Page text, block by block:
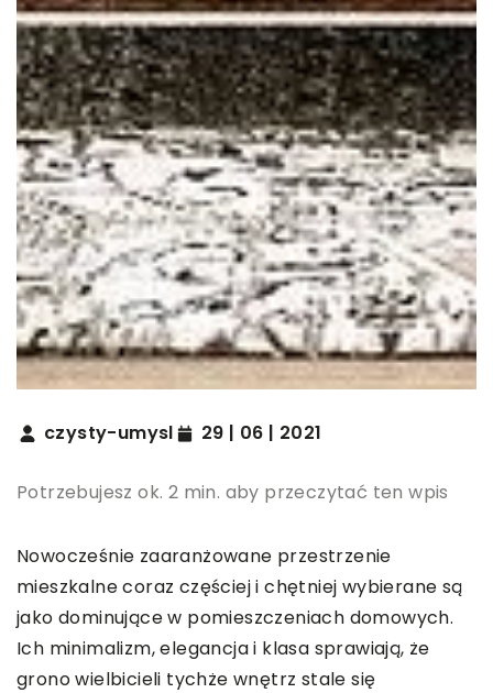
czysty-umysl 29 | 06 | 2021
Potrzebujesz ok. 2 min. aby przeczytać ten wpis
Nowocześnie zaaranżowane przestrzenie
mieszkalne coraz częściej i chętniej wybierane są
jako dominujące w pomieszczeniach domowych.
Ich minimalizm, elegancja i klasa sprawiają, że
grono wielbicieli tychże wnętrz stale się